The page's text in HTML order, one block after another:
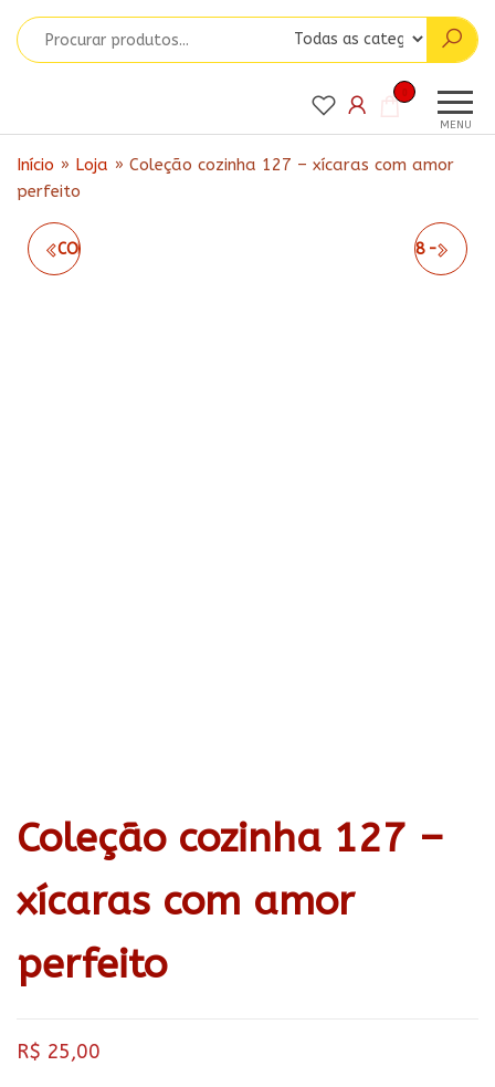
Pular
para
da Ju
Bordados
MENU
0
Início » Loja » Coleção cozinha 127 – xícaras com amor
perfeito
COLEÇÃO COZINHA 126 - COLEÇÃO COZINHA 128 -
Coleção cozinha 127 –
xícaras com amor
perfeito
R$ 25,00